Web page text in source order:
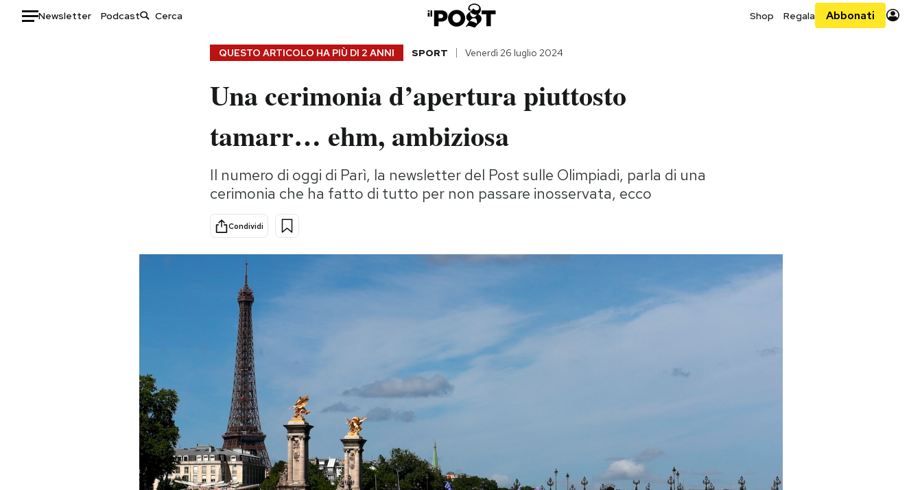
Newsletter Podcast Shop Regala Abbonati
Ok Boomer!
Altrecose
Mondiali calcio 2026
QUESTO ARTICOLO HA PIÙ DI 2 ANNI SPORT Venerdì 26 luglio 2024
Una cerimonia d’apertura piuttosto
tamarr… ehm, ambiziosa
Il numero di oggi di Parì, la newsletter del Post sulle Olimpiadi, parla di una
cerimonia che ha fatto di tutto per non passare inosservata, ecco
Condividi